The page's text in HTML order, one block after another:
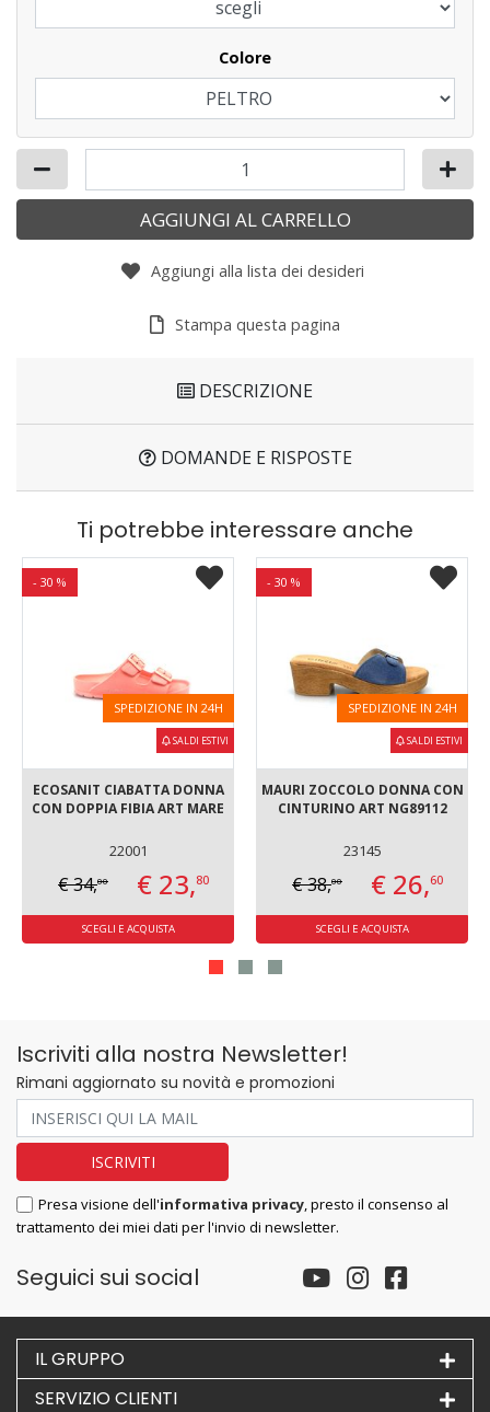
Colore
AGGIUNGI AL CARRELLO
Aggiungi alla lista dei desideri
Stampa questa pagina
DESCRIZIONE
DOMANDE E RISPOSTE
Ti potrebbe interessare anche
- 30 %
SPEDIZIONE IN 24H
SALDI ESTIVI
ECOSANIT CIABATTA DONNA
CON DOPPIA FIBIA ART MARE
22001
€ 34,00 € 23,80
SCEGLI E ACQUISTA
- 30 %
SPEDIZIONE IN 24H
SALDI ESTIVI
MAURI ZOCCOLO DONNA CON
CINTURINO ART NG89112
23145
€ 38,00 € 26,60
SCEGLI E ACQUISTA
Iscriviti alla nostra Newsletter!
Rimani aggiornato su novità e promozioni
Presa visione dell'informativa privacy , presto il consenso al
trattamento dei miei dati per l'invio di newsletter.
Seguici sui social
IL GRUPPO
SERVIZIO CLIENTI